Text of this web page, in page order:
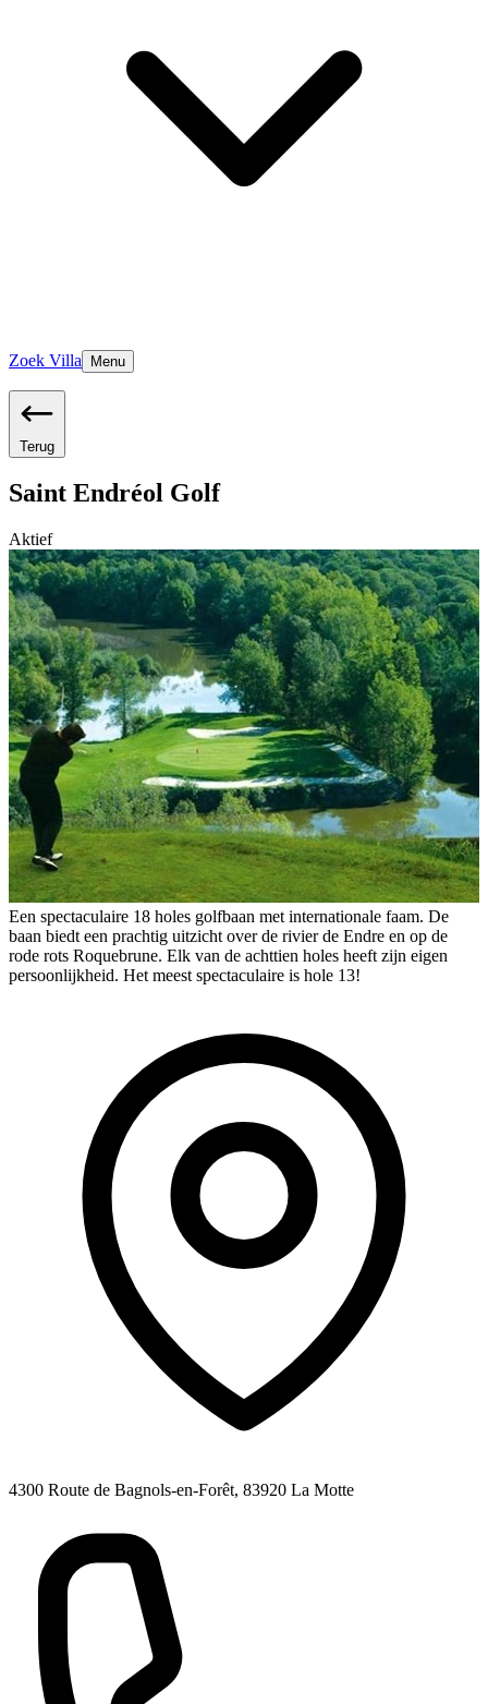
Zoek Villa Menu
Terug
Saint Endréol Golf
Aktief
Een spectaculaire 18 holes golfbaan met internationale faam. De
baan biedt een prachtig uitzicht over de rivier de Endre en op de
rode rots Roquebrune. Elk van de achttien holes heeft zijn eigen
persoonlijkheid. Het meest spectaculaire is hole 13!
4300 Route de Bagnols-en-Forêt, 83920 La Motte